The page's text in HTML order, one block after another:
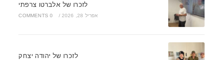
לזכרו של אלברטו צרפתי
אפריל 28, 2026 /
0 COMMENTS
לזכרו של יהודה יצחק